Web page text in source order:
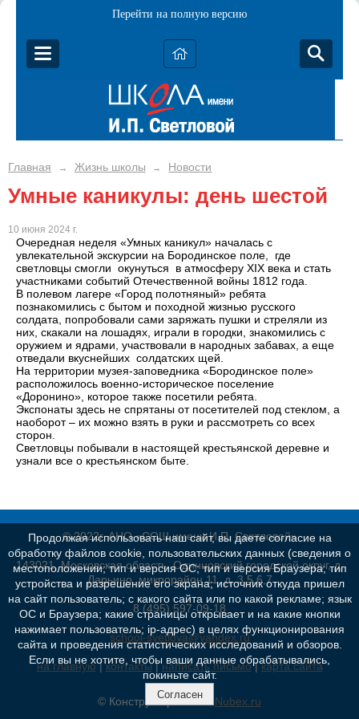
Перейти на полную версию
Главная → Жизнь школы → Новости
Умные каникулы: день шестой
10 июня 2024 г.
Очередная неделя «Умных каникул» началась с
увлекательной экскурсии на Бородинское поле, где
светловцы смогли окунуться в атмосферу XIX века и стать
участниками событий Отечественной войны 1812 года.
В полевом лагере «Город полотняный» ребята
познакомились с бытом и походной жизнью русского
солдата, попробовали сами заряжать пушки и стреляли из
них, скакали на лошадях, играли в городки, знакомились с
оружием и ядрами, участвовали в народных забавах, а еще
отведали вкуснейших солдатских щей.
На территории музея-заповедника «Бородинское поле»
расположилось военно-историческое поселение
«Доронино», которое также посетили ребята.
Экспонаты здесь не спрятаны от посетителей под стеклом, а
наоборот – их можно взять в руки и рассмотреть со всех
сторон.
Светловцы побывали в настоящей крестьянской деревне и
узнали все о крестьянском быте.
© 2022г. АНО «СОШ имени И.П. Светловой»
143021, Московская область, Одинцовский городской округ, д.
Дарьино, микрорайон 11, д. 3,5,6,7
8 (495) 597-09-18
school-svetlova@yandex.ru
на главную|контакты|написать письмо|карта сайта
© Конструктор сайтовNubex.ru
Продолжая использовать наш сайт, вы даете согласие на
обработку файлов cookie, пользовательских данных (сведения о
местоположении; тип и версия ОС; тип и версия Браузера; тип
устройства и разрешение его экрана; источник откуда пришел
на сайт пользователь; с какого сайта или по какой рекламе; язык
ОС и Браузера; какие страницы открывает и на какие кнопки
нажимает пользователь; ip-адрес) в целях функционирования
сайта и проведения статистических исследований и обзоров.
Если вы не хотите, чтобы ваши данные обрабатывались,
покиньте сайт.
Согласен